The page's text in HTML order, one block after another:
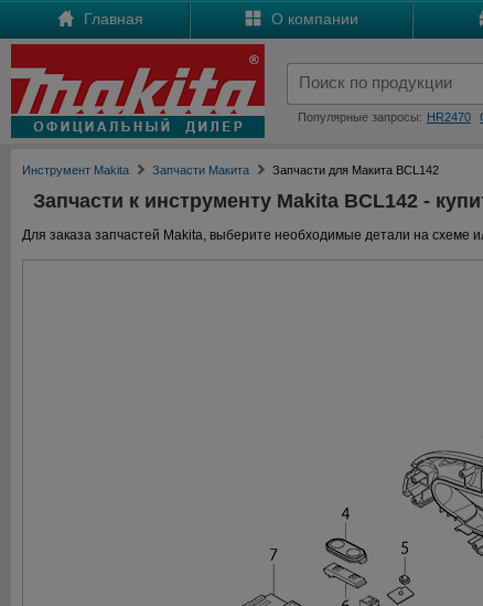
Главная О компании
Популярные запросы: HR2470
Инструмент Makita Запчасти Макита Запчасти для Макита BCL142
Запчасти к инструменту Makita BCL142 -
Для заказа запчастей Makita, выберите необходимые детали на схеме